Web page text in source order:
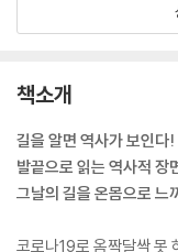
책소개
길을 알면 역사가 보인다!
발끝으로 읽는 역사적 장
그날의 길을 온몸으로 느
코로나19로 옴짝달싹 못